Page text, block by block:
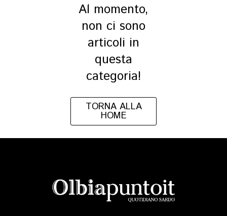
Al momento,
non ci sono
articoli in
questa
categoria!
TORNA ALLA
HOME